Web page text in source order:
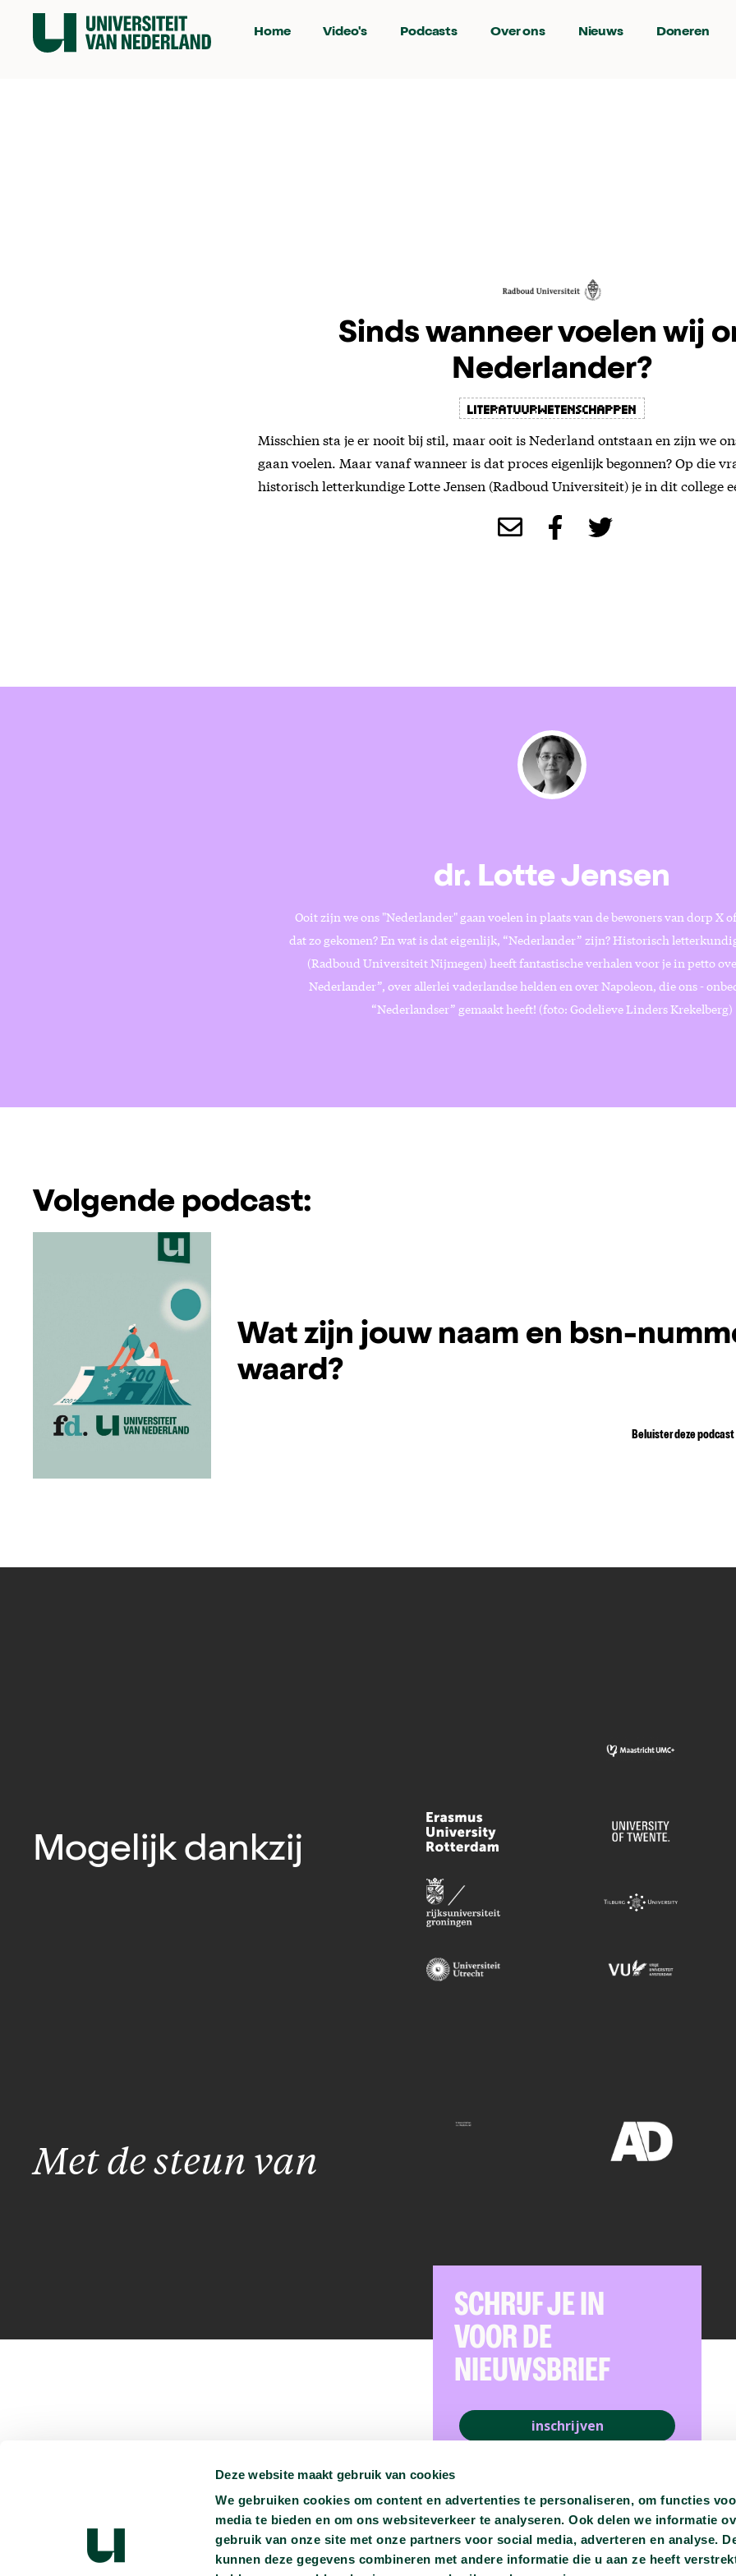
Deze website maakt gebruik van cookies
We gebruiken cookies om content en advertenties te personaliseren, om functies
media te bieden en om ons websiteverkeer te analyseren. Ook delen we informatie
gebruik van onze site met onze partners voor social media, adverteren en analyse.
kunnen deze gegevens combineren met andere informatie die u aan ze heeft
Home Video's Podcasts Over ons Nieuws Doneren
Sinds wanneer voelen wij
Nederlander?
literatuurwetenschappen
Misschien sta je er nooit bij stil, maar ooit is Nederland ontstaan en zijn we
gaan voelen. Maar vanaf wanneer is dat proces eigenlijk begonnen? Op die
historisch letterkundige Lotte Jensen (Radboud Universiteit) je in dit college
dr. Lotte Jensen
Ooit zijn we ons "Nederlander" gaan voelen in plaats van de bewoners van dorp X
dat zo gekomen? En wat is dat eigenlijk, “Nederlander” zijn? Historisch
(Radboud Universiteit Nijmegen) heeft fantastische verhalen voor je in petto
Nederlander”, over allerlei vaderlandse helden en over Napoleon, die ons -
“Nederlandser” gemaakt heeft! (foto: Godelieve Linders Krekelberg)
Volgende podcast:
Wat zijn jouw naam en bsn-
waard?
Beluister deze podcast
Mogelijk dankzij
Met de steun van
Je kunt ons vinden op:
Ondertiteling Vacatures
Heb je vragen? info@universiteitvannederland.nl
SCHRIJF JE IN
VOOR DE
NIEUWSBRIEF
inschrijven